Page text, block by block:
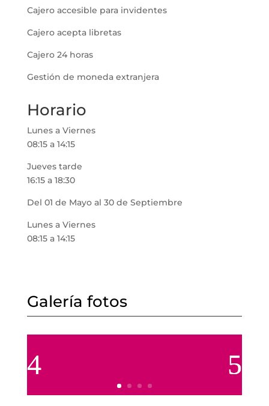
Cajero accesible para invidentes
Cajero acepta libretas
Cajero 24 horas
Gestión de moneda extranjera
Horario
Lunes a Viernes
08:15 a 14:15
Jueves tarde
16:15 a 18:30
Del 01 de Mayo al 30 de Septiembre
Lunes a Viernes
08:15 a 14:15
Galería fotos